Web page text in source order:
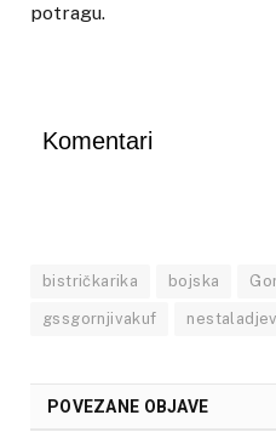
potragu.
Komentari
bistričkarika bojska
gssgornjivakuf
POVEZANE OBJAVE